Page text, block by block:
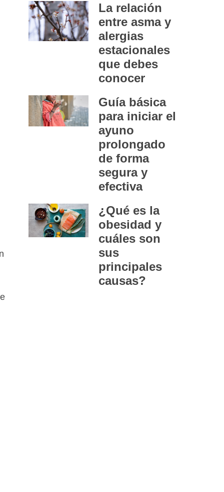
La relación
entre asma y
alergias
estacionales
que debes
conocer
Guía básica
para iniciar el
ayuno
prolongado
de forma
segura y
efectiva
¿Qué es la
obesidad y
cuáles son
sus
principales
causas?